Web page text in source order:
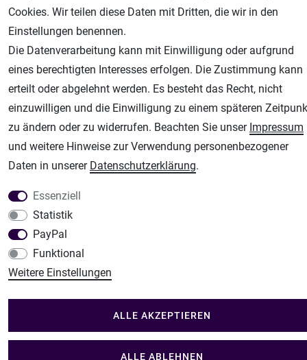
Airbrush-City
Fachhandel für: Airbrushpistolen, Kompressoren, Airbrushfarben
Modellbau-City
Modellbau Shop
Plotter-City
Schneideplotter, Transferpressen, Siebdruck und Plotterfolien
Im Shop Kaufen
Küchen Zubehör - Haus/Garten - Tierbedarf
Cookies. Wir teilen diese Daten mit Dritten, die wir in den
Einstellungen benennen.
Die Datenverarbeitung kann mit Einwilligung oder aufgrund
eines berechtigten Interesses erfolgen. Die Zustimmung kann
erteilt oder abgelehnt werden. Es besteht das Recht, nicht
einzuwilligen und die Einwilligung zu einem späteren
zu ändern oder zu widerrufen. Beachten Sie unser Impressum
und weitere Hinweise zur Verwendung personenbezogener
Daten in unserer Daten­schutz­erklärung.
Essenziell
Statistik
PayPal
Funktional
Weitere Einstellungen
ALLE AKZEPTIEREN
ALLE ABLEHNEN